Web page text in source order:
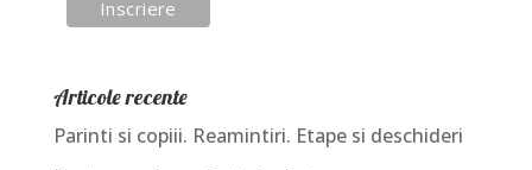
Articole recente
Parinti si copiii. Reamintiri. Etape si deschideri